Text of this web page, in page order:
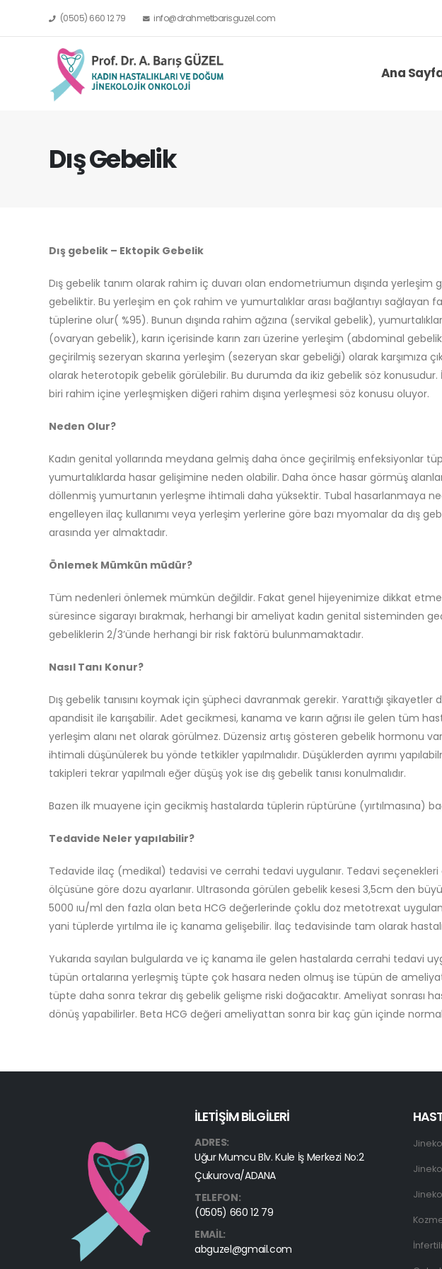
(0505) 660 12 79 info@drahmetbarisguzel.com
Ana
Dış Gebelik
Dış gebelik – Ektopik Gebelik
Dış gebelik tanım olarak rahim iç duvarı olan endometriumun dışında yerleşim
gebeliktir. Bu yerleşim en çok rahim ve yumurtalıklar arası bağlantıyı sağlayan
tüplerine olur( %95). Bunun dışında rahim ağzına (servikal gebelik),
(ovaryan gebelik), karın içerisinde karın zarı üzerine yerleşim (abdominal
geçirilmiş sezeryan skarına yerleşim (sezeryan skar gebeliği) olarak karşımıza
olarak heterotopik gebelik görülebilir. Bu durumda da ikiz gebelik söz konusudur.
biri rahim içine yerleşmişken diğeri rahim dışına yerleşmesi söz konusu oluyor.
Neden Olur?
Kadın genital yollarında meydana gelmiş daha önce geçirilmiş enfeksiyonlar
yumurtalıklarda hasar gelişimine neden olabilir. Daha önce hasar görmüş
döllenmiş yumurtanın yerleşme ihtimali daha yüksektir. Tubal hasarlanmaya
engelleyen ilaç kullanımı veya yerleşim yerlerine göre bazı myomalar da dış
arasında yer almaktadır.
Önlemek Mümkün müdür?
Tüm nedenleri önlemek mümkün değildir. Fakat genel hijeyenimize dikkat
süresince sigarayı bırakmak, herhangi bir ameliyat kadın genital sisteminden
gebeliklerin 2/3’ünde herhangi bir risk faktörü bulunmamaktadır.
Nasıl Tanı Konur?
Dış gebelik tanısını koymak için şüpheci davranmak gerekir. Yarattığı
apandisit ile karışabilir. Adet gecikmesi, kanama ve karın ağrısı ile gelen tüm
yerleşim alanı net olarak görülmez. Düzensiz artış gösteren gebelik hormonu
ihtimali düşünülerek bu yönde tetkikler yapılmalıdır. Düşüklerden ayrımı
takipleri tekrar yapılmalı eğer düşüş yok ise dış gebelik tanısı konulmalıdır.
Bazen ilk muayene için gecikmiş hastalarda tüplerin rüptürüne (yırtılmasına)
Tedavide Neler yapılabilir?
Tedavide ilaç (medikal) tedavisi ve cerrahi tedavi uygulanır. Tedavi
ölçüsüne göre dozu ayarlanır. Ultrasonda görülen gebelik kesesi 3,5cm den
5000 ıu/ml den fazla olan beta HCG değerlerinde çoklu doz metotrexat
yani tüplerde yırtılma ile iç kanama gelişebilir. İlaç tedavisinde tam olarak
Yukarıda sayılan bulgularda ve iç kanama ile gelen hastalarda cerrahi tedavi
tüpün ortalarına yerleşmiş tüpte çok hasara neden olmuş ise tüpün de ameliyat
tüpte daha sonra tekrar dış gebelik gelişme riski doğacaktır. Ameliyat sonrası
dönüş yapabilirler. Beta HCG değeri ameliyattan sonra bir kaç gün içinde normal
İLETİŞİM BİLGİLERİ
ADRES:
Uğur Mumcu Blv. Kule İş Merkezi No:2
Çukurova/ADANA
TELEFON:
(0505) 660 12 79
EMAIL:
abguzel@gmail.com